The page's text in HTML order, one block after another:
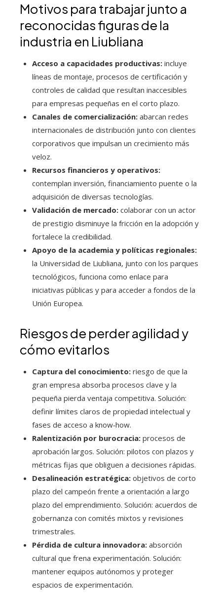
Motivos para trabajar junto a
reconocidas figuras de la
industria en Liubliana
Acceso a capacidades productivas: incluye
líneas de montaje, procesos de certificación y
controles de calidad que resultan inaccesibles
para empresas pequeñas en el corto plazo.
Canales de comercialización: abarcan redes
internacionales de distribución junto con clientes
corporativos que impulsan un crecimiento más
veloz.
Recursos financieros y operativos:
contemplan inversión, financiamiento puente o la
adquisición de diversas tecnologías.
Validación de mercado: colaborar con un actor
de prestigio disminuye la fricción en la adopción y
fortalece la credibilidad.
Apoyo de la academia y políticas regionales:
la Universidad de Liubliana, junto con los parques
tecnológicos, funciona como enlace para
iniciativas públicas y para acceder a fondos de la
Unión Europea.
Riesgos de perder agilidad y
cómo evitarlos
Captura del conocimiento: riesgo de que la
gran empresa absorba procesos clave y la
pequeña pierda ventaja competitiva. Solución:
definir límites claros de propiedad intelectual y
fases de acceso a know‑how.
Ralentización por burocracia: procesos de
aprobación largos. Solución: pilotos con plazos y
métricas fijas que obliguen a decisiones rápidas.
Desalineación estratégica: objetivos de corto
plazo del campeón frente a orientación a largo
plazo del emprendimiento. Solución: acuerdos de
gobernanza con comités mixtos y revisiones
trimestrales.
Pérdida de cultura innovadora: absorción
cultural que frena experimentación. Solución:
mantener equipos autónomos y proteger
espacios de experimentación.